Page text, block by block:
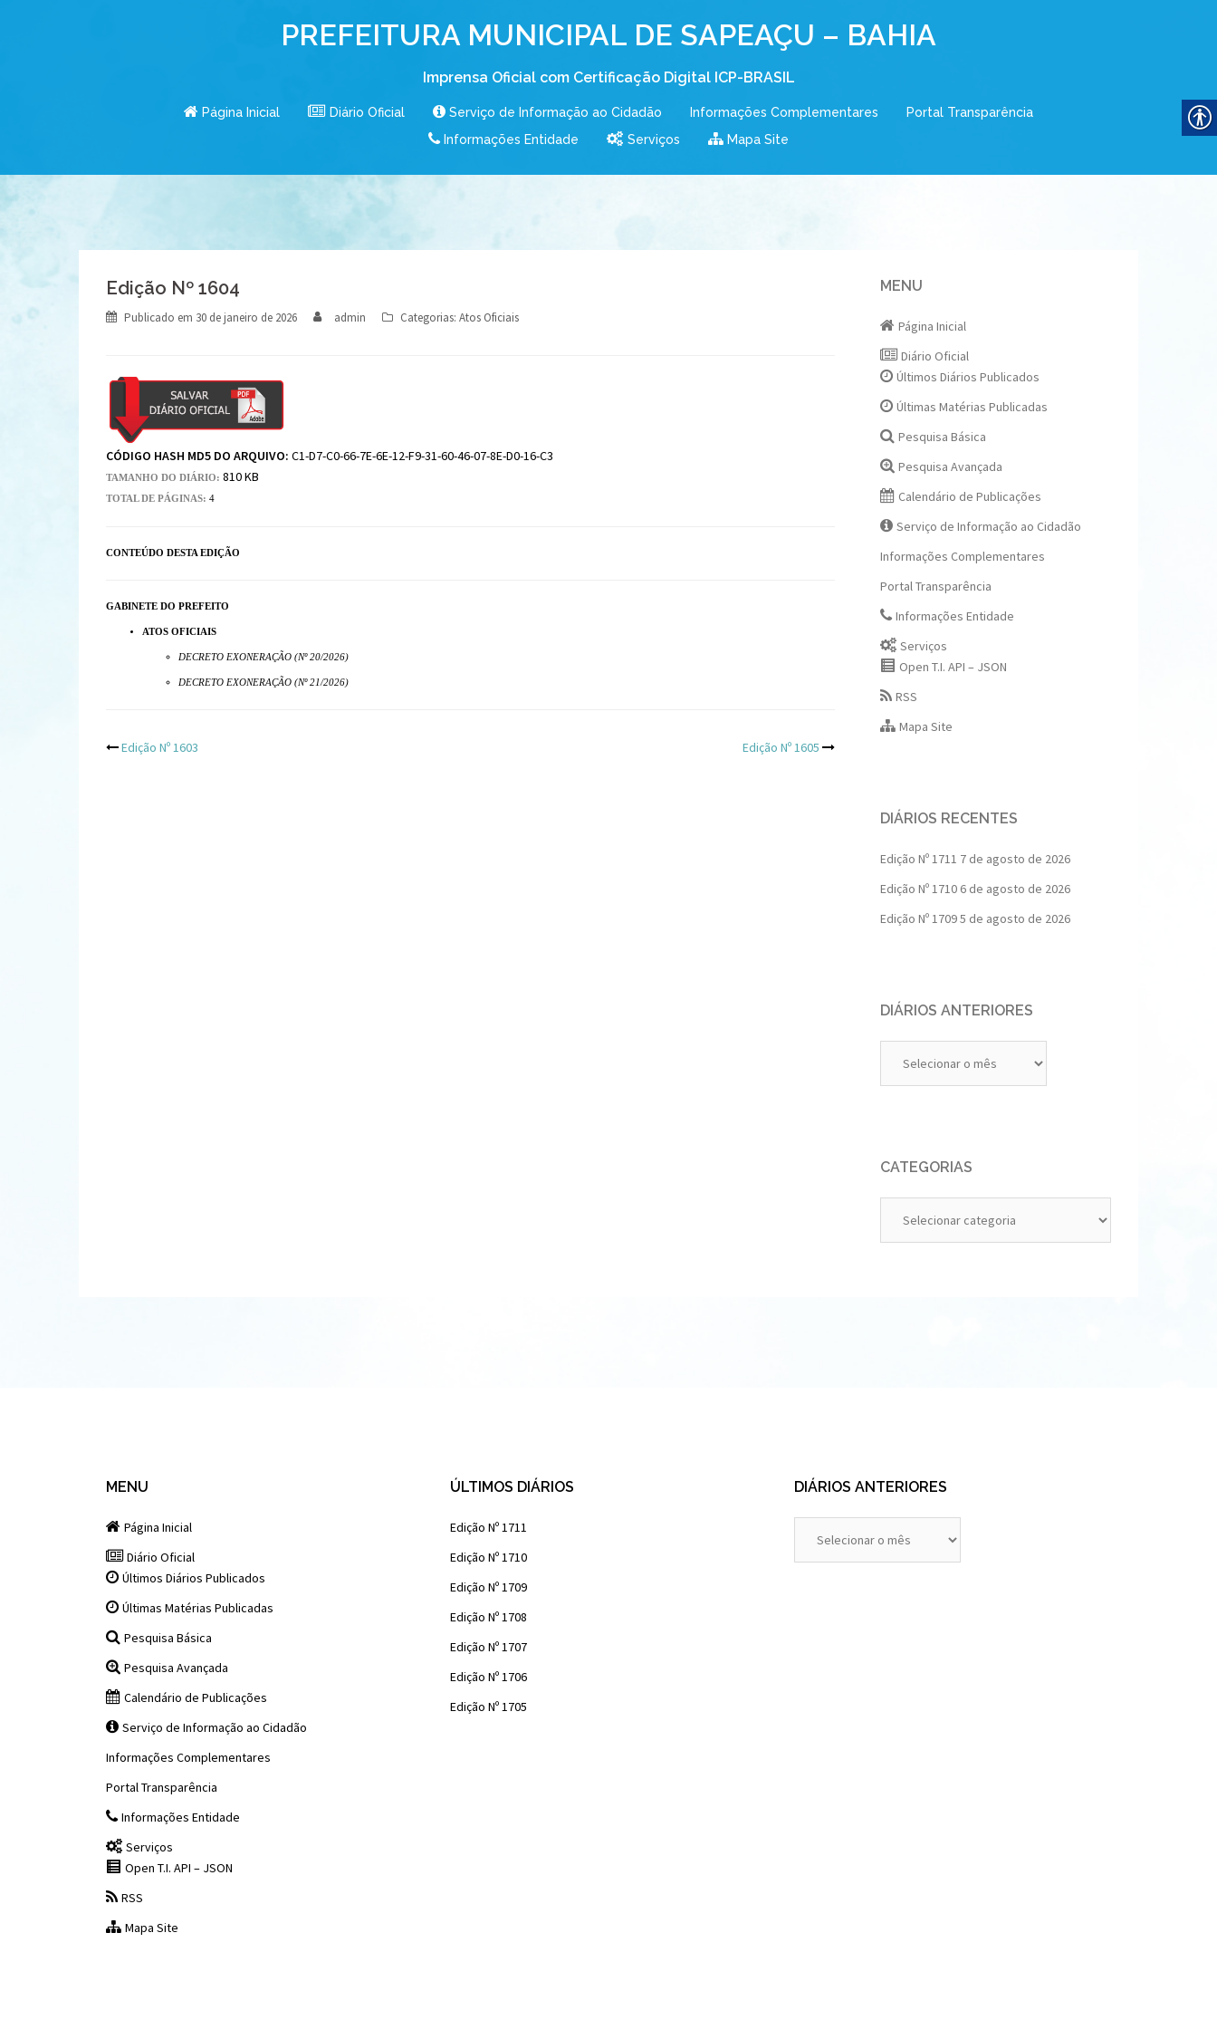
PREFEITURA MUNICIPAL DE SAPEAÇU – BAHIA
Imprensa Oficial com Certificação Digital ICP-BRASIL
Página Inicial Diário Oficial Serviço de Informação ao Cidadão Informações Complementares
Portal Transparência
Informações Entidade
Serviços Mapa Site
Edição Nº 1604
Publicado em 30 de janeiro de 2026 admin Categorias: Atos Oficiais
CÓDIGO HASH MD5 DO ARQUIVO: C1-D7-C0-66-7E-6E-12-F9-31-60-46-07-8E-D0-16-C3
TAMANHO DO DIÁRIO: 810 KB
TOTAL DE PÁGINAS: 4
CONTEÚDO DESTA EDIÇÃO
GABINETE DO PREFEITO
ATOS OFICIAIS
DECRETO EXONERAÇÃO (Nº 20/2026)
DECRETO EXONERAÇÃO (Nº 21/2026)
Post
Edição Nº 1603 Edição Nº 1605
MENU
Página Inicial
Diário Oficial
Últimos Diários Publicados
Últimas Matérias Publicadas
Pesquisa Básica
Pesquisa Avançada
Calendário de Publicações
Serviço de Informação ao Cidadão
Informações Complementares
Portal Transparência
Informações Entidade
Serviços
Open T.I. API – JSON
RSS
Mapa Site
DIÁRIOS RECENTES
Edição Nº 1711 7 de agosto de 2026
Edição Nº 1710 6 de agosto de 2026
Edição Nº 17095 de agosto de 2026
DIÁRIOS ANTERIORES
Anteriores
CATEGORIAS
MENU
Página Inicial
Diário Oficial
Últimos Diários Publicados
Últimas Matérias Publicadas
Pesquisa Básica
Pesquisa Avançada
Calendário de Publicações
Serviço de Informação ao Cidadão
Informações Complementares
Portal Transparência
Informações Entidade
Serviços
Open T.I. API – JSON
RSS
Mapa Site
ÚLTIMOS DIÁRIOS
Edição Nº 1711
Edição Nº 1710
Edição Nº 1709
Edição Nº 1708
Edição Nº 1707
Edição Nº 1706
Edição Nº 1705
DIÁRIOS ANTERIORES
Anteriores